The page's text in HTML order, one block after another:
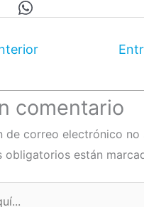
comentario
de correo electrónico no
obligatorios están